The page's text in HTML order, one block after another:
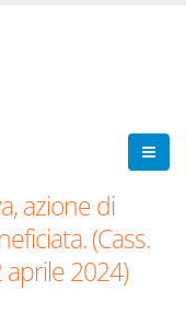
azione di
(Cass.
aprile 2024)